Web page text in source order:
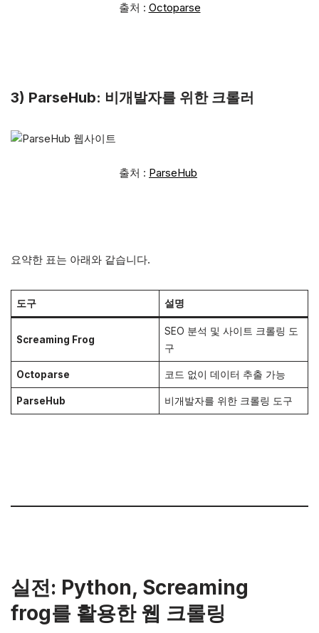
출처 : Octoparse
3) ParseHub: 비개발자를 위한 크롤러
출처 : ParseHub
요약한 표는 아래와 같습니다.
도구 설명
Screaming Frog
SEO 분석 및 사이트 크롤링 도
구
Octoparse 코드 없이 데이터 추출 가능
ParseHub 비개발자를 위한 크롤링 도구
실전: Python, Screaming
frog를 활용한 웹 크롤링